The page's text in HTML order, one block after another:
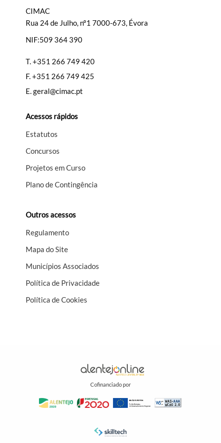
CIMAC
Rua 24 de Julho, nº1 7000-673, Évora
NIF:509 364 390
T.+351 266 749 420
F.+351 266 749 425
E.geral@cimac.pt
Acessos rápidos
Estatutos
Concursos
Projetos em Curso
Plano de Contingência
Outros acessos
Regulamento
Mapa do Site
Municípios Associados
Política de Privacidade
Política de Cookies
Cofinanciado por